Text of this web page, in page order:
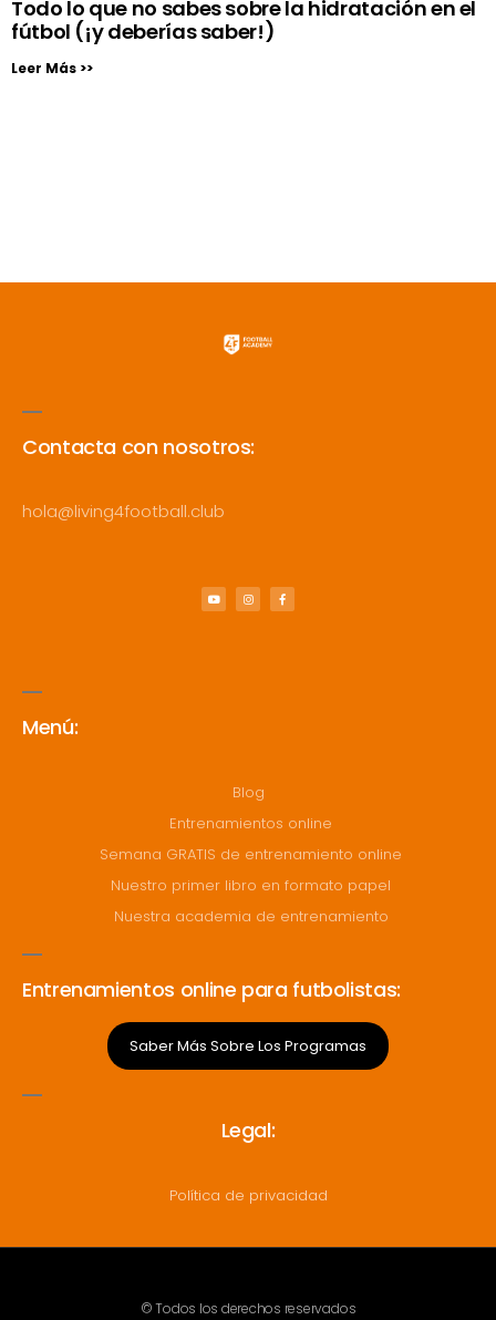
Todo lo que no sabes sobre la hidratación en el
fútbol (¡y deberías saber!)
Leer Más >>
Contacta con nosotros:
hola@living4football.club
Menú:
Blog
Entrenamientos online
Semana GRATIS de entrenamiento online
Nuestro primer libro en formato papel
Nuestra academia de entrenamiento
Entrenamientos online para futbolistas:
Saber Más Sobre Los Programas
Legal:
Política de privacidad
© Todos los derechos reservados